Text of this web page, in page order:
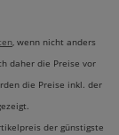
, wenn nicht anders
daher die Preise vor
die Preise inkl. der
der günstigste